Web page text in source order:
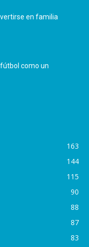
en familia
como un
163
144
115
90
88
87
83